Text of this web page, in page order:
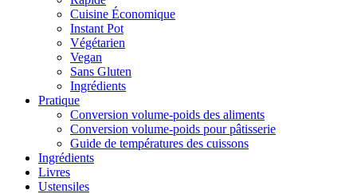
Cuisine Économique
Instant Pot
Végétarien
Vegan
Sans Gluten
Ingrédients
Pratique
Conversion volume-poids des aliments
Conversion volume-poids pour pâtisserie
Guide de températures des cuissons
Ingrédients
Livres
Ustensiles